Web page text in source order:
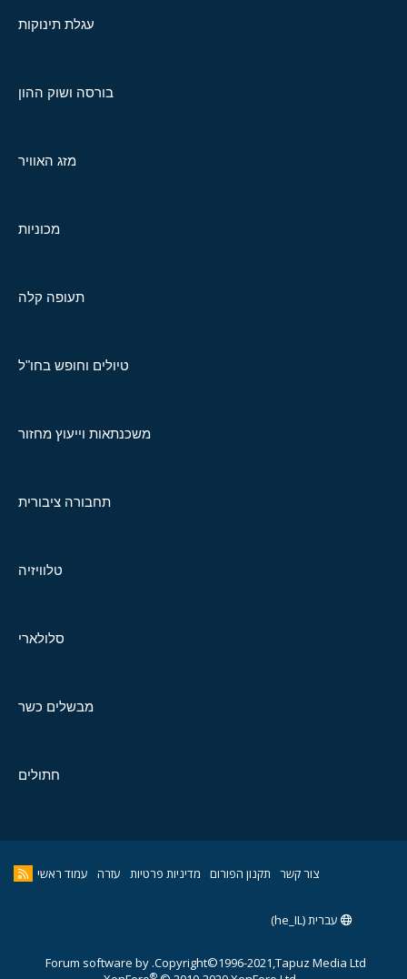
עגלת תינוקות
בורסה ושוק ההון
מזג האוויר
מכוניות
תעופה קלה
טיולים וחופש בחו"ל
משכנתאות וייעוץ מחזור
תחבורה ציבורית
טלוויזיה
סלולארי
מבשלים כשר
חתולים
צור קשר תקנון הפורום מדיניות פרטיות עזרה עמוד ראשי
עברית (he_IL)
Copyright©1996-2021,Tapuz Media Ltd.
Forum software by
®